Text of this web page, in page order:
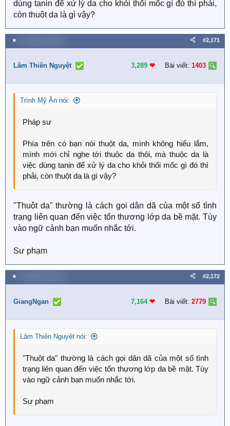
dùng tanin để xử lý da cho khỏi thối mốc gì đó thì phải,
còn thuột da là gì vậy?
★ #2,171
Lâm Thiên Nguyệt 3,289 ❤︎ Bài viết: 1403
Trình Mỹ Ân nói:
Pháp sư
Phía trên có bạn nói thuột da, mình không hiểu lắm,
mình mới chỉ nghe tới thuộc da thôi, mà thuộc da là
việc dùng tanin để xử lý da cho khỏi thối mốc gì đó thì
phải, còn thuột da là gì vậy?
"Thuột da" thường là cách gọi dân dã của một số tình
trạng liên quan đến việc tổn thương lớp da bề mặt. Tùy
vào ngữ cảnh bạn muốn nhắc tới.
Sư phạm
★ #2,172
GiangNgan 7,164 ❤︎ Bài viết: 2779
Lâm Thiên Nguyệt nói:
"Thuột da" thường là cách gọi dân dã của một số tình
trạng liên quan đến việc tổn thương lớp da bề mặt. Tùy
vào ngữ cảnh bạn muốn nhắc tới.
Sư phạm